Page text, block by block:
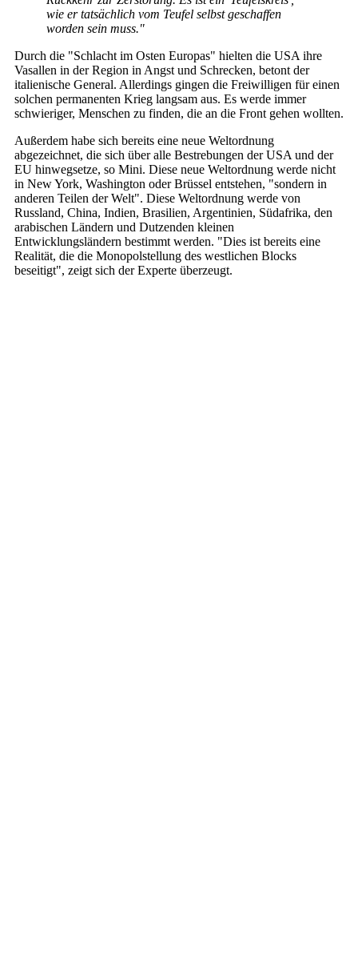
wie er tatsächlich vom Teufel selbst geschaffen
worden sein muss."
Durch die "Schlacht im Osten Europas" hielten die USA ihre
Vasallen in der Region in Angst und Schrecken, betont der
italienische General. Allerdings gingen die Freiwilligen für einen
solchen permanenten Krieg langsam aus. Es werde immer
schwieriger, Menschen zu finden, die an die Front gehen wollten.
Außerdem habe sich bereits eine neue Weltordnung
abgezeichnet, die sich über alle Bestrebungen der USA und der
EU hinwegsetze, so Mini. Diese neue Weltordnung werde nicht
in New York, Washington oder Brüssel entstehen, "sondern in
anderen Teilen der Welt". Diese Weltordnung werde von
Russland, China, Indien, Brasilien, Argentinien, Südafrika, den
arabischen Ländern und Dutzenden kleinen
Entwicklungsländern bestimmt werden. "Dies ist bereits eine
Realität, die die Monopolstellung des westlichen Blocks
beseitigt", zeigt sich der Experte überzeugt.